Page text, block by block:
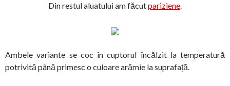
Din restul aluatului am făcutpariziene.
Ambele variante se coc în cuptorul încălzit la temperatură
potrivită până primesc o culoare arămie la suprafață.